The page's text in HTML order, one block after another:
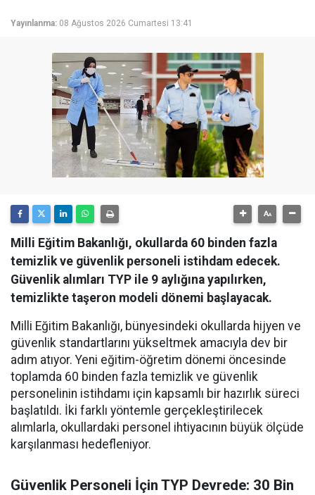
Yayınlanma: 08 Ağustos 2026 Cumartesi 13:41
Milli Eğitim Bakanlığı, okullarda 60 binden fazla
temizlik ve güvenlik personeli istihdam edecek.
Güvenlik alımları TYP ile 9 aylığına yapılırken,
temizlikte taşeron modeli dönemi başlayacak.
Milli Eğitim Bakanlığı, bünyesindeki okullarda hijyen ve
güvenlik standartlarını yükseltmek amacıyla dev bir
adım atıyor. Yeni eğitim-öğretim dönemi öncesinde
toplamda 60 binden fazla temizlik ve güvenlik
personelinin istihdamı için kapsamlı bir hazırlık süreci
başlatıldı. İki farklı yöntemle gerçekleştirilecek
alımlarla, okullardaki personel ihtiyacının büyük ölçüde
karşılanması hedefleniyor.
Güvenlik Personeli İçin TYP Devrede: 30 Bin